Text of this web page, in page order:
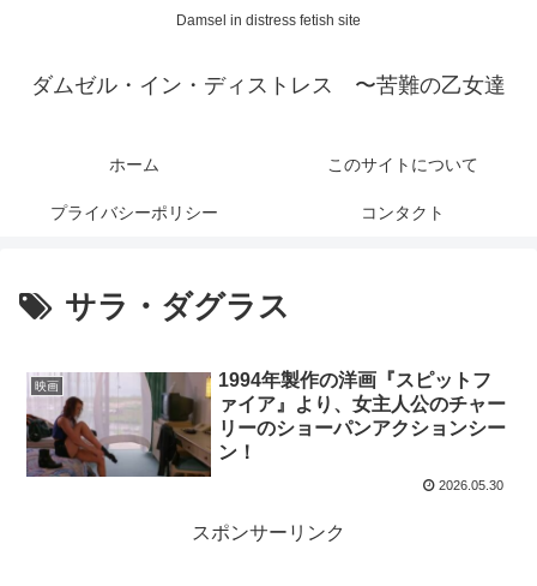
Damsel in distress fetish site
ダムゼル・イン・ディストレス 〜苦難の乙女達
ホーム このサイトについて
プライバシーポリシー コンタクト
サラ・ダグラス
映画
1994年製作の洋画『スピットフ
ァイア』より、女主人公のチャー
リーのショーパンアクションシー
ン！
2026.05.30
スポンサーリンク